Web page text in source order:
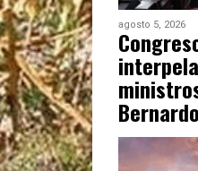
agosto 5, 2026